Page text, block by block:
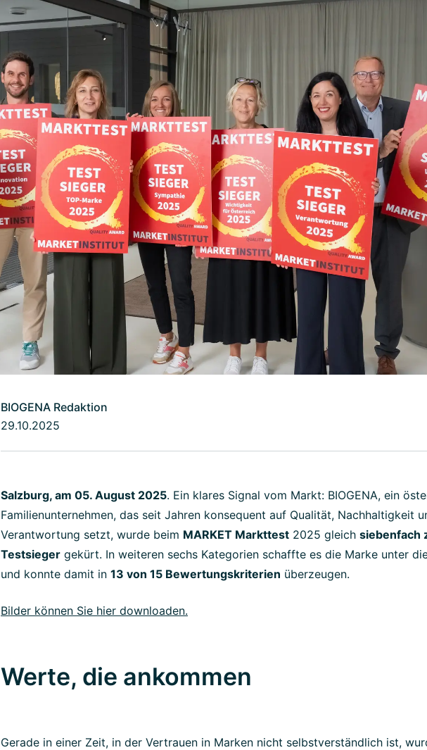
BIOGENA Redaktion
29.10.2025
Salzburg, am 05. August 2025. Ein klares Signal vom Markt: BIOGENA, ein
Familienunternehmen, das seit Jahren konsequent auf Qualität, Nachhaltigkeit
Verantwortung setzt, wurde beim MARKET Markttest 2025 gleich siebenfach
Testsieger gekürt. In weiteren sechs Kategorien schaffte es die Marke unter
und konnte damit in 13 von 15 Bewertungskriterien überzeugen.
Bilder können Sie hier downloaden.
Werte, die ankommen
Gerade in einer Zeit, in der Vertrauen in Marken nicht selbstverständlich ist,